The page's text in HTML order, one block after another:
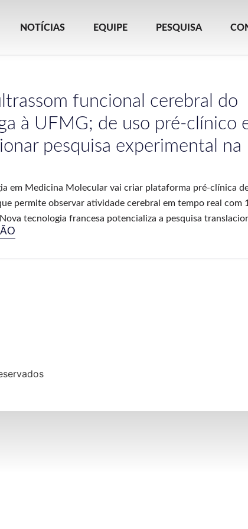
NOTÍCIAS EQUIPE PESQUISA
funcional cerebral do
à UFMG; de uso pré-clínico
pesquisa experimental na
em Medicina Molecular vai criar plataforma pré-clínica
permite observar atividade cerebral em tempo real com
tecnologia francesa potencializa a pesquisa